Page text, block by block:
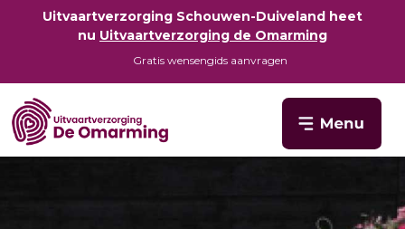
Uitvaartverzorging Schouwen-Duiveland heet
nu Uitvaartverzorging de Omarming
Gratis wensengids aanvragen